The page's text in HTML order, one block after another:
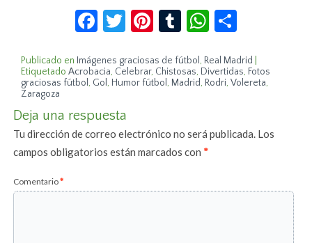
Facebook
Twitter
Pinterest
TumblrWhatsApp
Publicado en Imágenes graciosas de fútbol , Real Madrid
Etiquetado Acrobacia, Celebrar, Chistosas, Divertidas, Fotos
graciosas fútbol , Gol , Humor fútbol , Madrid, Rodri,Volereta,
Zaragoza
Deja una respuesta
Tu dirección de correo electrónico no será publicada. Los
campos obligatorios están marcados con*
Comentario*